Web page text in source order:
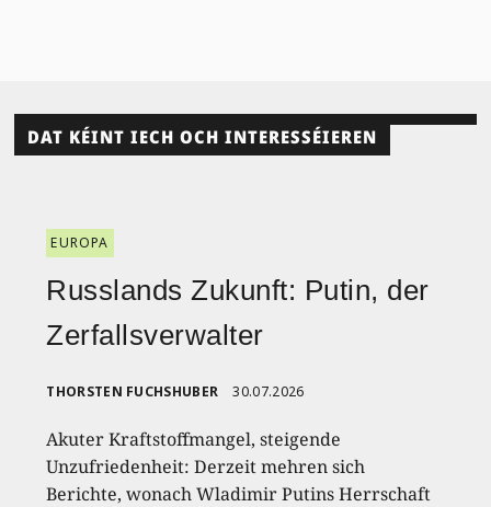
DAT KÉINT IECH OCH INTERESSÉIEREN
EUROPA
Russlands Zukunft: Putin, der
Zerfallsverwalter
THORSTEN FUCHSHUBER 30.07.2026
Akuter Kraftstoffmangel, steigende
Unzufriedenheit: Derzeit mehren sich
Berichte, wonach Wladimir Putins Herrschaft